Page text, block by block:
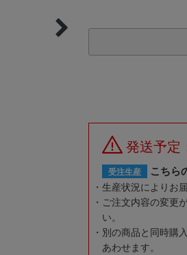
発送予定
受注生産 こちら
生産状況によりお
ご注文内容の変更
い。
別の商品と同時購
あわせます。